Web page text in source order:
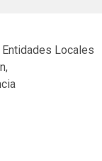
Locales